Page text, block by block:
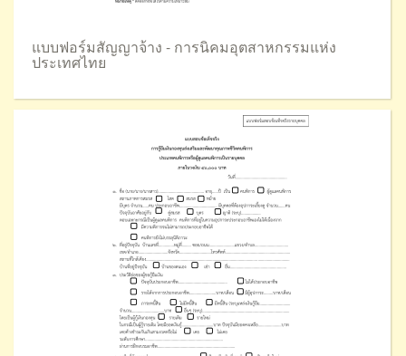
แบบฟอร์มสัญญาจ้าง - การนิคมอุตสาหกรรมแห่ง
ประเทศไทย